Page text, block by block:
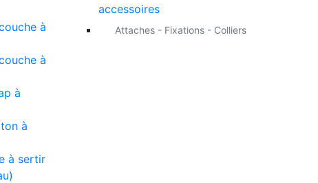
à
à
à
à
à sertir
accessoires
Attaches - Fixations - Colliers